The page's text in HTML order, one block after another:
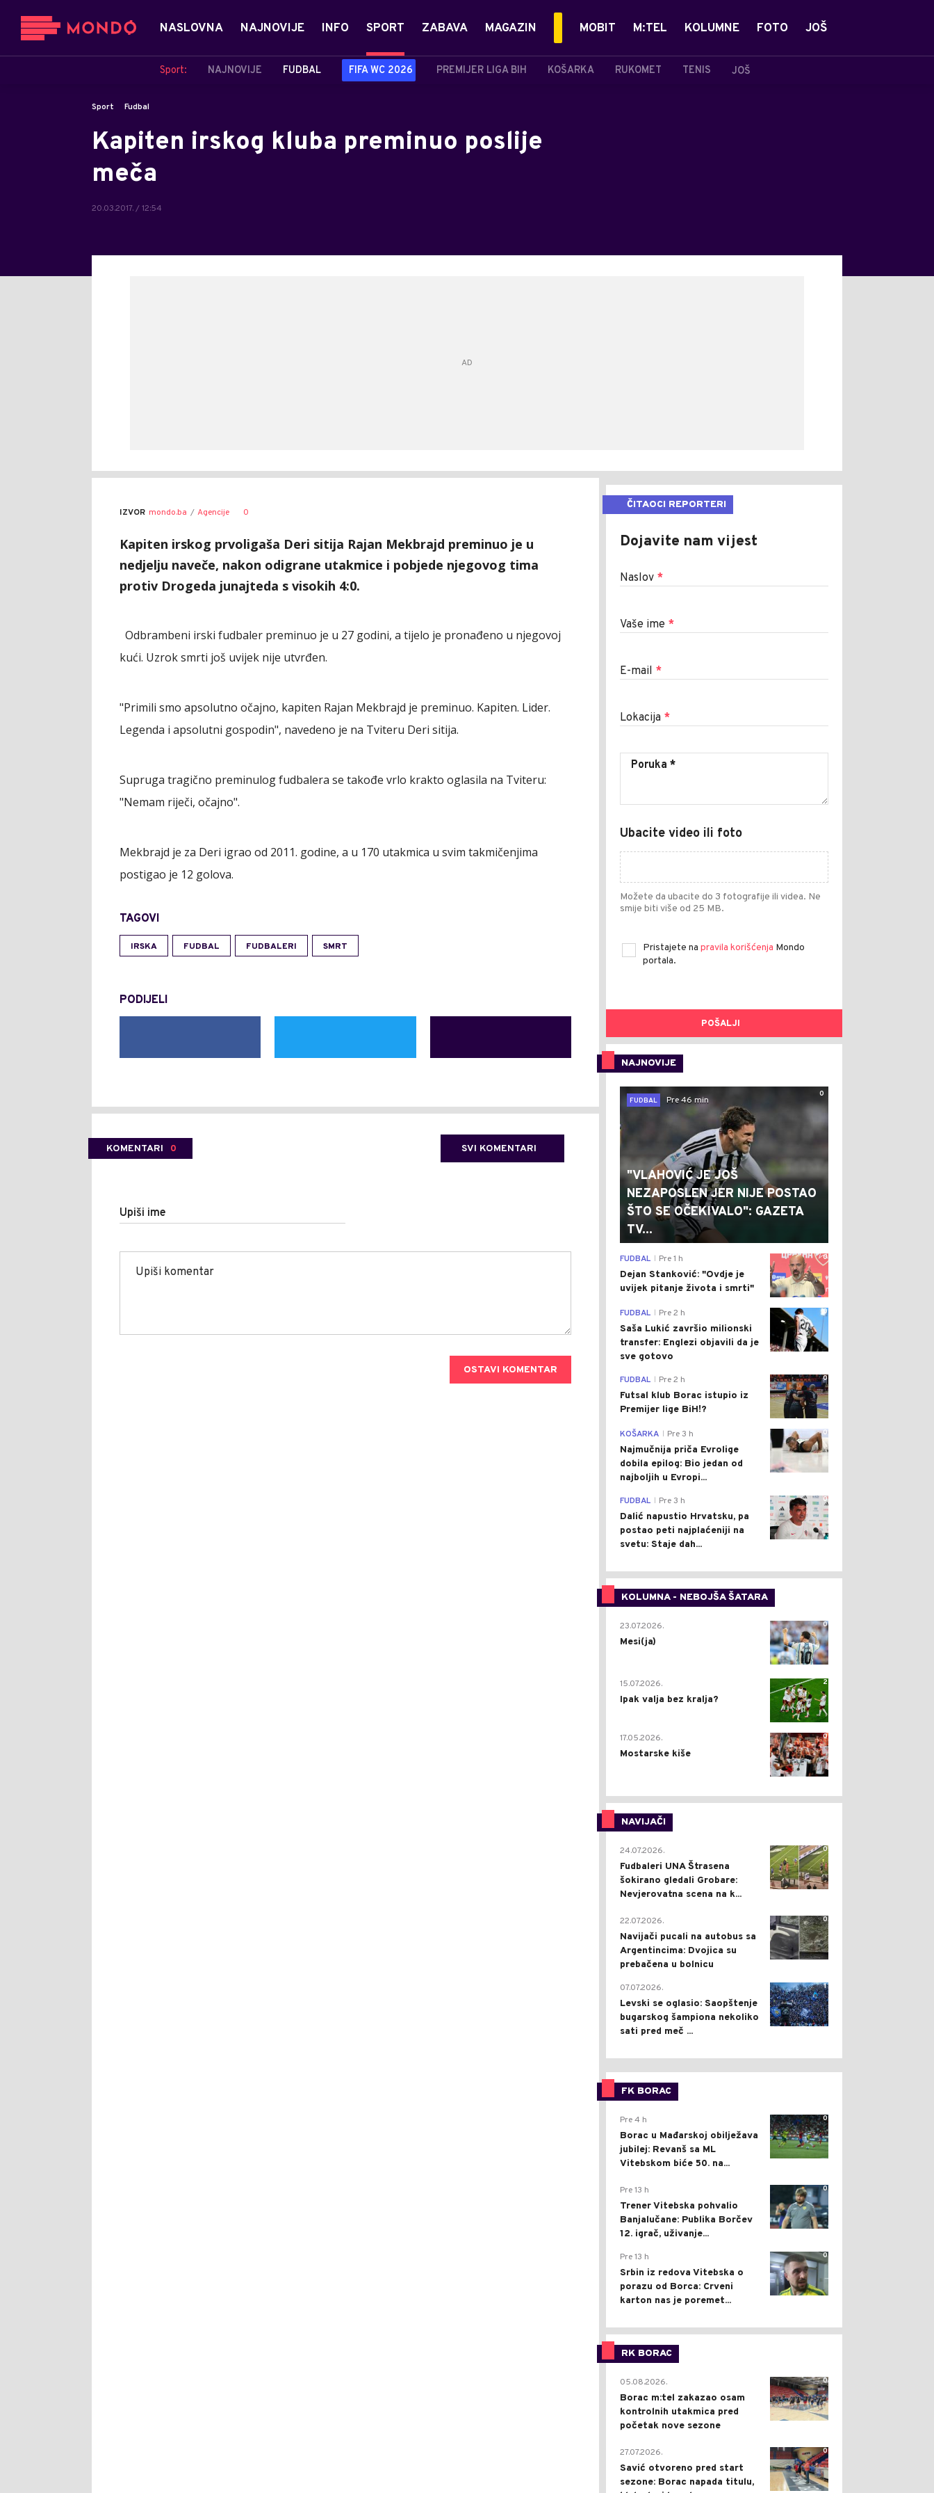
NASLOVNA NAJNOVIJE INFO SPORT
Sport: NAJNOVIJE FUDBAL FIFA WC 2026 PREMIJER LIGA BIH KOŠARKA RUKOMET TENIS JOŠ
ZABAVA MAGAZIN MOBIT M:TEL KOLUMNE FOTO JOŠ
Sport Fudbal
Kapiten irskog kluba preminuo poslije
meča
20.03.2017. / 12:54
IZVOR mondo.ba Agencije 0
Kapiten irskog prvoligaša Deri sitija Rajan Mekbrajd preminuo je u
nedjelju naveče, nakon odigrane utakmice i pobjede njegovog tima
protiv Drogeda junajteda s visokih 4:0.
Odbrambeni irski fudbaler preminuo je u 27 godini, a tijelo je pronađeno u njegovoj
kući. Uzrok smrti još uvijek nije utvrđen.
"Primili smo apsolutno očajno, kapiten Rajan Mekbrajd je preminuo. Kapiten. Lider.
Legenda i apsolutni gospodin", navedeno je na Tviteru Deri sitija.
Supruga tragično preminulog fudbalera se takođe vrlo krakto oglasila na Tviteru:
"Nemam riječi, očajno".
Mekbrajd je za Deri igrao od 2011. godine, a u 170 utakmica u svim takmičenjima
postigao je 12 golova.
TAGOVI
IRSKA FUDBAL FUDBALERI SMRT
PODIJELI
KOMENTARI 0 SVI KOMENTARI
Upiši ime
OSTAVI KOMENTAR
ČITAOCI REPORTERI
Dojavite nam vijest
Naslov *
Vaše ime *
E-mail *
Lokacija *
Ubacite video ili foto
Možete da ubacite do 3 fotografije ili videa. Ne
smije biti više od 25 MB.
Pristajete na pravila korišćenja Mondo
portala.
POŠALJI
NAJNOVIJE
0
FUDBAL
Pre 46 min
"VLAHOVIĆ JE JOŠ
NEZAPOSLEN JER NIJE POSTAO
ŠTO SE OČEKIVALO": GAZETA
TV...
0
FUDBAL Pre 1 h
Dejan Stanković: "Ovdje je
uvijek pitanje života i smrti"
0
FUDBAL Pre 2 h
Saša Lukić završio milionski
transfer: Englezi objavili da je
sve gotovo
0
FUDBAL Pre 2 h
Futsal klub Borac istupio iz
Premijer lige BiH!?
0
KOŠARKA Pre 3 h
Najmučnija priča Evrolige
dobila epilog: Bio jedan od
najboljih u Evropi...
0
FUDBAL Pre 3 h
Dalić napustio Hrvatsku, pa
postao peti najplaćeniji na
svetu: Staje dah...
KOLUMNA - NEBOJŠA ŠATARA
0
23.07.2026.
Mesi(ja)
2
15.07.2026.
Ipak valja bez kralja?
0
17.05.2026.
Mostarske kiše
NAVIJAČI
0
24.07.2026.
Fudbaleri UNA Štrasena
šokirano gledali Grobare:
Nevjerovatna scena na k...
0
22.07.2026.
Navijači pucali na autobus sa
Argentincima: Dvojica su
prebačena u bolnicu
1
07.07.2026.
Levski se oglasio: Saopštenje
bugarskog šampiona nekoliko
sati pred meč ...
FK BORAC
0
Pre 4 h
Borac u Mađarskoj obilježava
jubilej: Revanš sa ML
Vitebskom biće 50. na...
0
Pre 13 h
Trener Vitebska pohvalio
Banjalučane: Publika Borčev
12. igrač, uživanje...
0
Pre 13 h
Srbin iz redova Vitebska o
porazu od Borca: Crveni
karton nas je poremet...
RK BORAC
0
05.08.2026.
Borac m:tel zakazao osam
kontrolnih utakmica pred
početak nove sezone
0
27.07.2026.
Savić otvoreno pred start
sezone: Borac napada titulu,